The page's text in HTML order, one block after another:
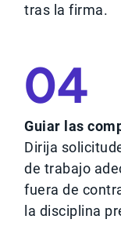
tras la firma.
04
Guiar las
Dirija
de trabajo
fuera de
la disciplina